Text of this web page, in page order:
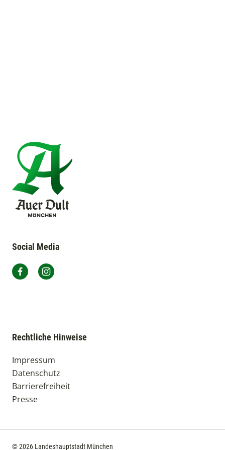
Social Media
Auer Dult München auf Facebook
Auer Dult München auf Instagram
Rechtliche Hinweise
Impressum
Datenschutz
Barrierefreiheit
Presse
© 2026 Landeshauptstadt München